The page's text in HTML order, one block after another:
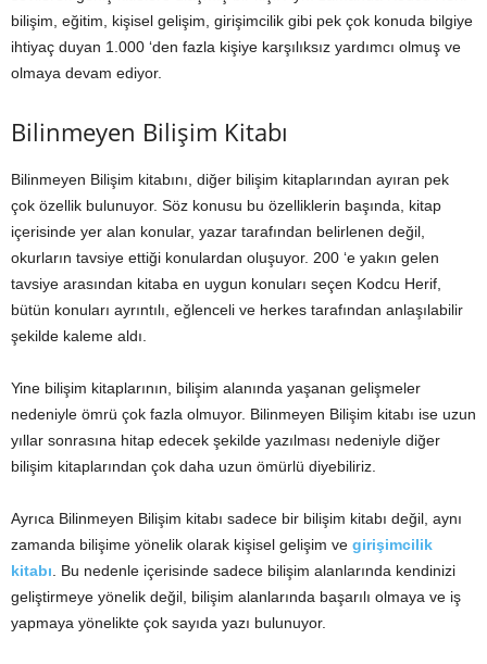
bilişim, eğitim, kişisel gelişim, girişimcilik gibi pek çok konuda bilgiye
ihtiyaç duyan 1.000 ‘den fazla kişiye karşılıksız yardımcı olmuş ve
olmaya devam ediyor.
Bilinmeyen Bilişim Kitabı
Bilinmeyen Bilişim kitabını, diğer bilişim kitaplarından ayıran pek
çok özellik bulunuyor. Söz konusu bu özelliklerin başında, kitap
içerisinde yer alan konular, yazar tarafından belirlenen değil,
okurların tavsiye ettiği konulardan oluşuyor. 200 ‘e yakın gelen
tavsiye arasından kitaba en uygun konuları seçen Kodcu Herif,
bütün konuları ayrıntılı, eğlenceli ve herkes tarafından anlaşılabilir
şekilde kaleme aldı.
Yine bilişim kitaplarının, bilişim alanında yaşanan gelişmeler
nedeniyle ömrü çok fazla olmuyor. Bilinmeyen Bilişim kitabı ise uzun
yıllar sonrasına hitap edecek şekilde yazılması nedeniyle diğer
bilişim kitaplarından çok daha uzun ömürlü diyebiliriz.
Ayrıca Bilinmeyen Bilişim kitabı sadece bir bilişim kitabı değil, aynı
zamanda bilişime yönelik olarak kişisel gelişim ve girişimcilik
kitabı . Bu nedenle içerisinde sadece bilişim alanlarında kendinizi
geliştirmeye yönelik değil, bilişim alanlarında başarılı olmaya ve iş
yapmaya yönelikte çok sayıda yazı bulunuyor.